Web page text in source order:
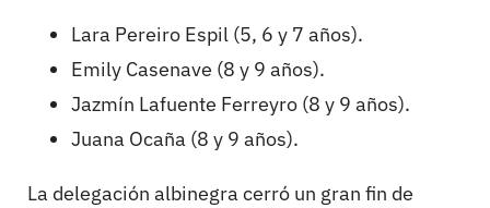
Lara Pereiro Espil (5, 6 y 7 años).
Emily Casenave (8 y 9 años).
Jazmín Lafuente Ferreyro (8 y 9 años).
Juana Ocaña (8 y 9 años).
La delegación albinegra cerró un gran fin de